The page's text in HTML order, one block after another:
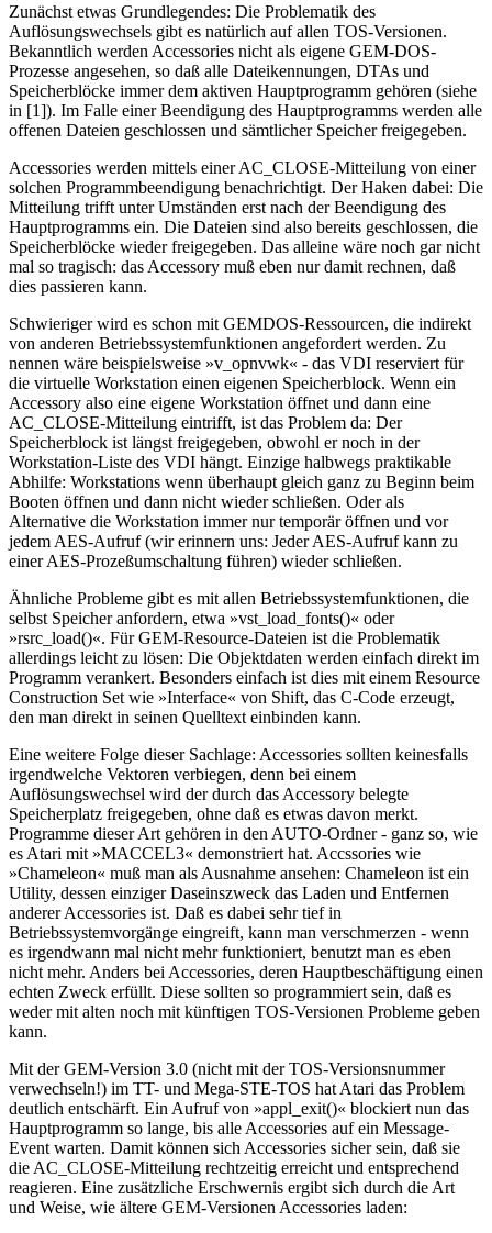
Zunächst etwas Grundlegendes: Die Problematik des
Auflösungswechsels gibt es natürlich auf allen TOS-Versionen.
Bekanntlich werden Accessories nicht als eigene GEM-DOS-
Prozesse angesehen, so daß alle Dateikennungen, DTAs und
Speicherblöcke immer dem aktiven Hauptprogramm gehören (siehe
in [1]). Im Falle einer Beendigung des Hauptprogramms werden alle
offenen Dateien geschlossen und sämtlicher Speicher freigegeben.
Accessories werden mittels einer AC_CLOSE-Mitteilung von einer
solchen Programmbeendigung benachrichtigt. Der Haken dabei: Die
Mitteilung trifft unter Umständen erst nach der Beendigung des
Hauptprogramms ein. Die Dateien sind also bereits geschlossen, die
Speicherblöcke wieder freigegeben. Das alleine wäre noch gar nicht
mal so tragisch: das Accessory muß eben nur damit rechnen, daß
dies passieren kann.
Schwieriger wird es schon mit GEMDOS-Ressourcen, die indirekt
von anderen Betriebssystemfunktionen angefordert werden. Zu
nennen wäre beispielsweise »v_opnvwk« - das VDI reserviert für
die virtuelle Workstation einen eigenen Speicherblock. Wenn ein
Accessory also eine eigene Workstation öffnet und dann eine
AC_CLOSE-Mitteilung eintrifft, ist das Problem da: Der
Speicherblock ist längst freigegeben, obwohl er noch in der
Workstation-Liste des VDI hängt. Einzige halbwegs praktikable
Abhilfe: Workstations wenn überhaupt gleich ganz zu Beginn beim
Booten öffnen und dann nicht wieder schließen. Oder als
Alternative die Workstation immer nur temporär öffnen und vor
jedem AES-Aufruf (wir erinnern uns: Jeder AES-Aufruf kann zu
einer AES-Prozeßumschaltung führen) wieder schließen.
Ähnliche Probleme gibt es mit allen Betriebssystemfunktionen, die
selbst Speicher anfordern, etwa »vst_load_fonts()« oder
»rsrc_load()«. Für GEM-Resource-Dateien ist die Problematik
allerdings leicht zu lösen: Die Objektdaten werden einfach direkt im
Programm verankert. Besonders einfach ist dies mit einem Resource
Construction Set wie »Interface« von Shift, das C-Code erzeugt,
den man direkt in seinen Quelltext einbinden kann.
Eine weitere Folge dieser Sachlage: Accessories sollten keinesfalls
irgendwelche Vektoren verbiegen, denn bei einem
Auflösungswechsel wird der durch das Accessory belegte
Speicherplatz freigegeben, ohne daß es etwas davon merkt.
Programme dieser Art gehören in den AUTO-Ordner - ganz so, wie
es Atari mit »MACCEL3« demonstriert hat. Accssories wie
»Chameleon« muß man als Ausnahme ansehen: Chameleon ist ein
Utility, dessen einziger Daseinszweck das Laden und Entfernen
anderer Accessories ist. Daß es dabei sehr tief in
Betriebssystemvorgänge eingreift, kann man verschmerzen - wenn
es irgendwann mal nicht mehr funktioniert, benutzt man es eben
nicht mehr. Anders bei Accessories, deren Hauptbeschäftigung einen
echten Zweck erfüllt. Diese sollten so programmiert sein, daß es
weder mit alten noch mit künftigen TOS-Versionen Probleme geben
kann.
Mit der GEM-Version 3.0 (nicht mit der TOS-Versionsnummer
verwechseln!) im TT- und Mega-STE-TOS hat Atari das Problem
deutlich entschärft. Ein Aufruf von »appl_exit()« blockiert nun das
Hauptprogramm so lange, bis alle Accessories auf ein Message-
Event warten. Damit können sich Accessories sicher sein, daß sie
die AC_CLOSE-Mitteilung rechtzeitig erreicht und entsprechend
reagieren. Eine zusätzliche Erschwernis ergibt sich durch die Art
und Weise, wie ältere GEM-Versionen Accessories laden: